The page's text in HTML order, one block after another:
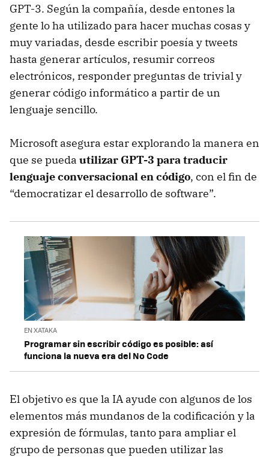
GPT-3. Según la compañía, desde entones la
gente lo ha utilizado para hacer muchas cosas y
muy variadas, desde escribir poesía y tweets
hasta generar artículos, resumir correos
electrónicos, responder preguntas de trivial y
generar código informático a partir de un
lenguaje sencillo.
Microsoft asegura estar explorando la manera en
que se pueda utilizar GPT-3 para traducir
lenguaje conversacional en código, con el fin de
“democratizar el desarrollo de software”.
EN XATAKA
Programar sin escribir código es posible: así
funciona la nueva era del No Code
El objetivo es que la IA ayude con algunos de los
elementos más mundanos de la codificación y la
expresión de fórmulas, tanto para ampliar el
grupo de personas que pueden utilizar las